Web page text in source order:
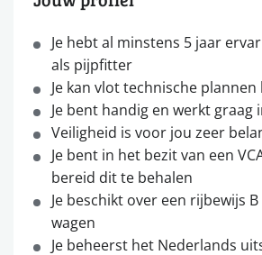
Je hebt al minstens 5 jaar
als pijpfitter
Je kan vlot technische plannen
Je bent handig en werkt graag
Veiligheid is voor jou zeer
Je bent in het bezit van een
bereid dit te behalen
Je beschikt over een rijbewijs
wagen
Je beheerst het Nederlands